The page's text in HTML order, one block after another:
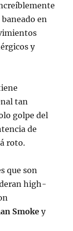
en
y
tan
golpe del
de
roto.
que son
high-
Smokey